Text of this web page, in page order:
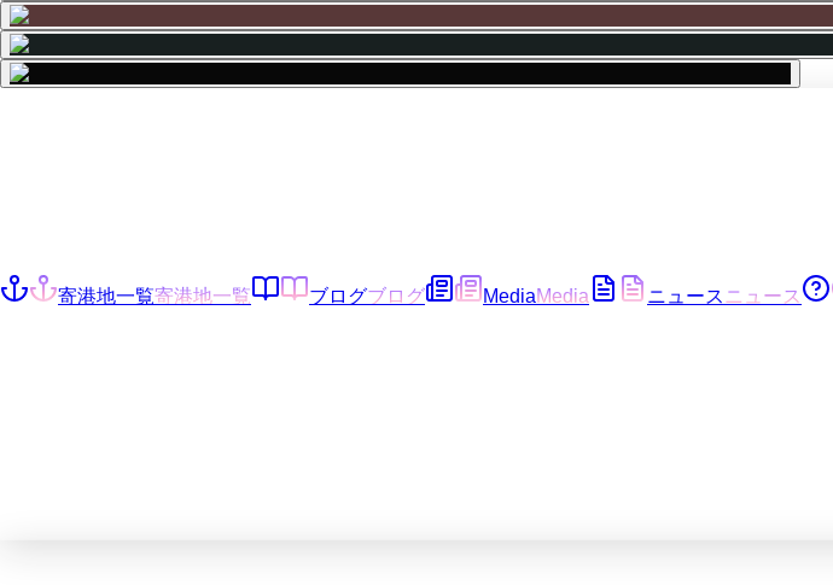
寄港地一覧寄港地一覧 ブログブログ MediaMedia ニュース ニュース